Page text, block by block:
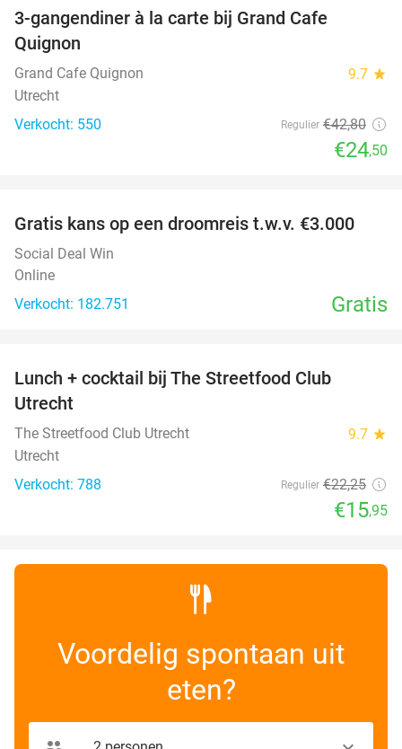
3-gangendiner à la carte bij Grand Cafe
Quignon
Grand Cafe Quignon 9.7 star
Utrecht
Verkocht: 550
Regulier €42,80
€24,50
Gratis kans op een droomreis t.w.v. €3.000
Social Deal Win
Online
Verkocht: 182.751
Gratis
Lunch + cocktail bij The Streetfood Club
Utrecht
The Streetfood Club Utrecht 9.7 star
Utrecht
Verkocht: 788
Regulier €22,25
€15,95
Voordelig spontaan uit
eten?